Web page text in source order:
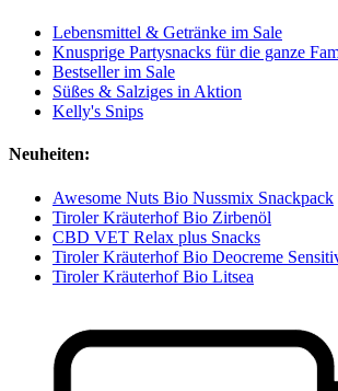
Lebensmittel & Getränke im Sale
Knusprige Partysnacks für die ganze
Bestseller im Sale
Süßes & Salziges in Aktion
Kelly's Snips
Neuheiten:
Awesome Nuts Bio Nussmix Snackpack
Tiroler Kräuterhof Bio Zirbenöl
CBD VET Relax plus Snacks
Tiroler Kräuterhof Bio Deocreme
Tiroler Kräuterhof Bio Litsea